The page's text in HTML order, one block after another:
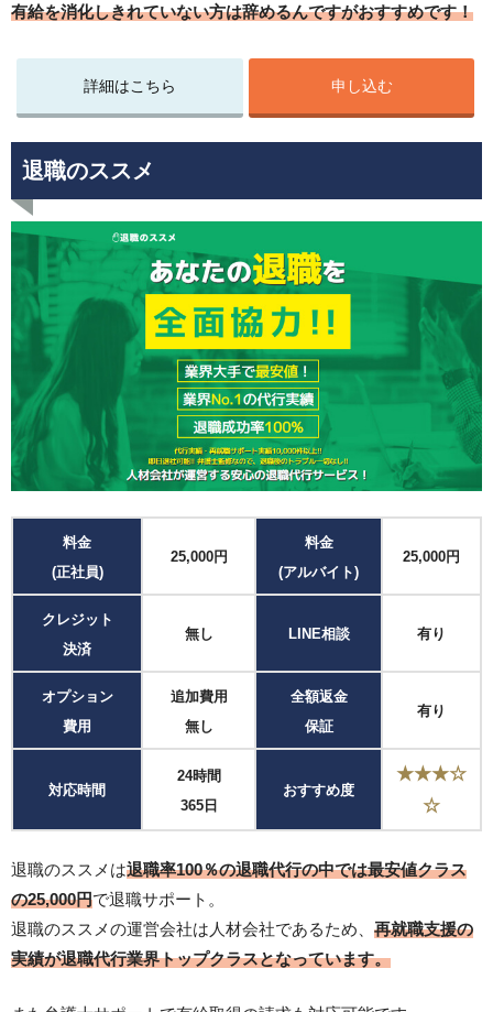
有給を消化しきれていない方は辞めるんですがおすすめです！
詳細はこちら 申し込む
退職のススメ
料金
(正社員)
25,000円
料金
(アルバイト)
25,000円
クレジット
決済
無し LINE相談 有り
オプション
費用
追加費用
無し
全額返金
保証
有り
対応時間
24時間
365日
おすすめ度
★★★☆
☆
退職のススメは退職率100％の退職代行の中では最安値クラス
の25,000円で退職サポート。
退職のススメの運営会社は人材会社であるため、 再就職支援の
実績が退職代行業界トップクラスとなっています。